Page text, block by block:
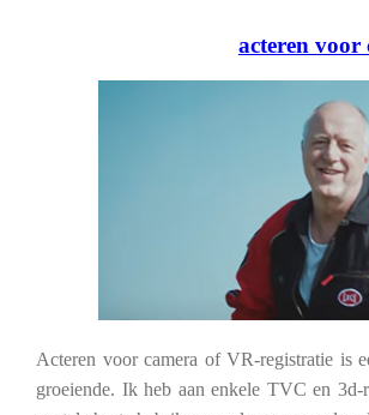
acteren voor
Acteren voor camera of VR-registratie is
groeiende. Ik heb aan enkele TVC en 3d-